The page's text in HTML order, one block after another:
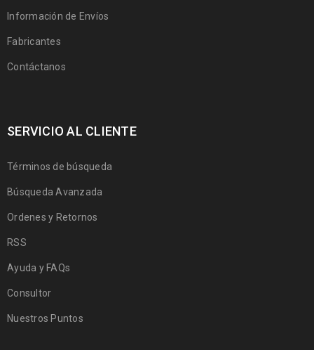
Información de Envíos
Fabricantes
Contáctanos
SERVICIO AL CLIENTE
Términos de búsqueda
Búsqueda Avanzada
Ordenes y Retornos
RSS
Ayuda y FAQs
Consultor
Nuestros Puntos